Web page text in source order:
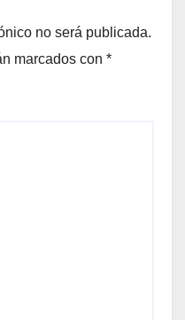
no será publicada.
marcados con *